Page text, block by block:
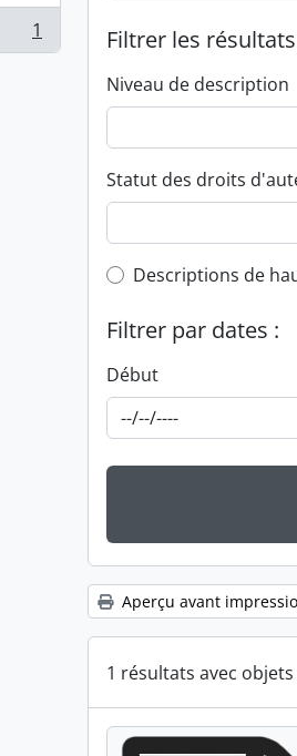
1 Filtrer les
Niveau de description
Statut des droits
Top-level
Descriptions de
Filtrer par dates :
Début
Aperçu avant
1 résultats avec